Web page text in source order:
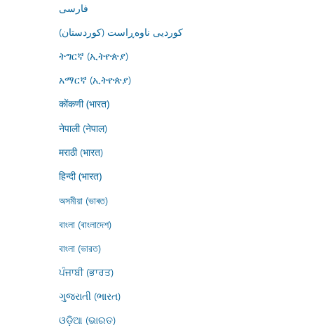
فارسى
کوردیی ناوەڕاست (کوردستان)
ትግርኛ (ኢትዮጵያ)
አማርኛ (ኢትዮጵያ)
कोंकणी (भारत)
नेपाली (नेपाल)
मराठी (भारत)
हिन्दी (भारत)
অসমীয়া (ভাৰত)
বাংলা (বাংলাদেশ)
বাংলা (ভারত)
ਪੰਜਾਬੀ (ਭਾਰਤ)
ગુજરાતી (ભારત)
ଓଡ଼ିଆ (ଭାରତ)